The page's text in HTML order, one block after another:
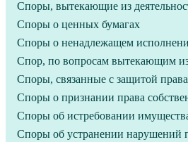
Споры, вытекающие из
Споры о ценных бумагах
Споры о ненадлежащем
Спор, по вопросам вытекающим из
Споры, связанные с защитой
Споры о признании права
Споры об истребовании
Споры об устранении нарушений